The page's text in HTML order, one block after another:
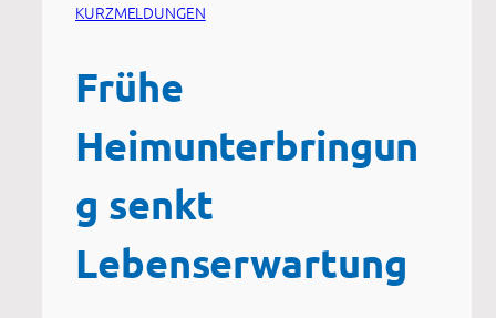
KURZMELDUNGEN
Frühe
Heimunterbringun
g senkt
Lebenserwartung